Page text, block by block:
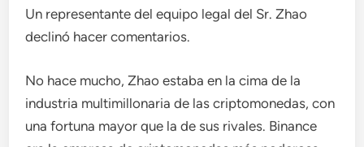
Un representante del equipo legal del Sr. Zhao
declinó hacer comentarios.
No hace mucho, Zhao estaba en la cima de la
industria multimillonaria de las criptomonedas, con
una fortuna mayor que la de sus rivales. Binance